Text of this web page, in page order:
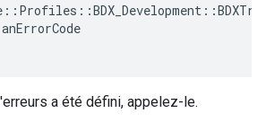
anErrorCode
a été défini, appelez-le.